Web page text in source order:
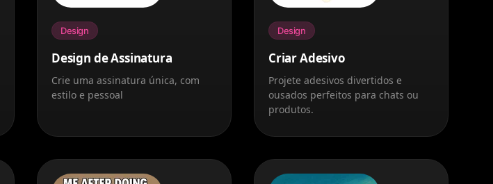
Design
Design de Assinatura
Crie uma assinatura única, com
estilo e pessoal
Design
Criar Adesivo
Projete adesivos divertidos e
ousados perfeitos para chats ou
produtos.